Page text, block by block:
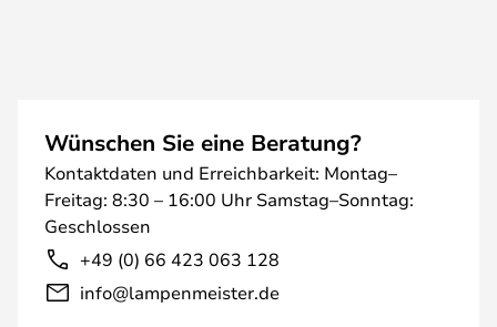
Wünschen Sie eine Beratung?
Kontaktdaten und Erreichbarkeit: Montag–
Freitag: 8:30 – 16:00 Uhr Samstag–Sonntag:
Geschlossen
+49 (0) 66 423 063 128
info@lampenmeister.de